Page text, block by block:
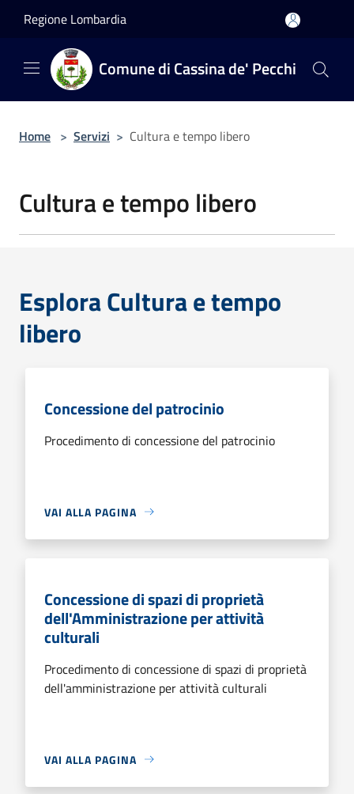
Regione Lombardia
Comune di Cassina de' Pecchi
Home > Servizi > Cultura e tempo libero
Cultura e tempo libero
Esplora Cultura e tempo
libero
Concessione del patrocinio
Procedimento di concessione del patrocinio
VAI ALLA PAGINA
Concessione di spazi di proprietà
dell'Amministrazione per attività
culturali
Procedimento di concessione di spazi di proprietà
dell'amministrazione per attività culturali
VAI ALLA PAGINA